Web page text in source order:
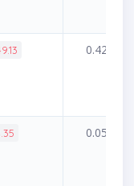
0.42%
0.05%